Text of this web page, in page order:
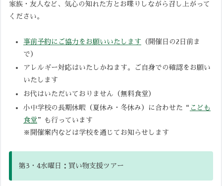
家族・友人など、気心の知れた方とお喋りしながら召し上がって
ください。
事前予約にご協力をお願いいたします （開催日の2日前ま
で）
アレルギー対応はいたしかねます。ご自身での確認をお願い
いたします
お代はいただいておりません（無料食堂）
小中学校の長期休暇（夏休み・冬休み）に合わせた“ こども
食堂”も行っています
※開催案内などは学校を通じてお知らせします
第3・4水曜日：買い物支援ツアー